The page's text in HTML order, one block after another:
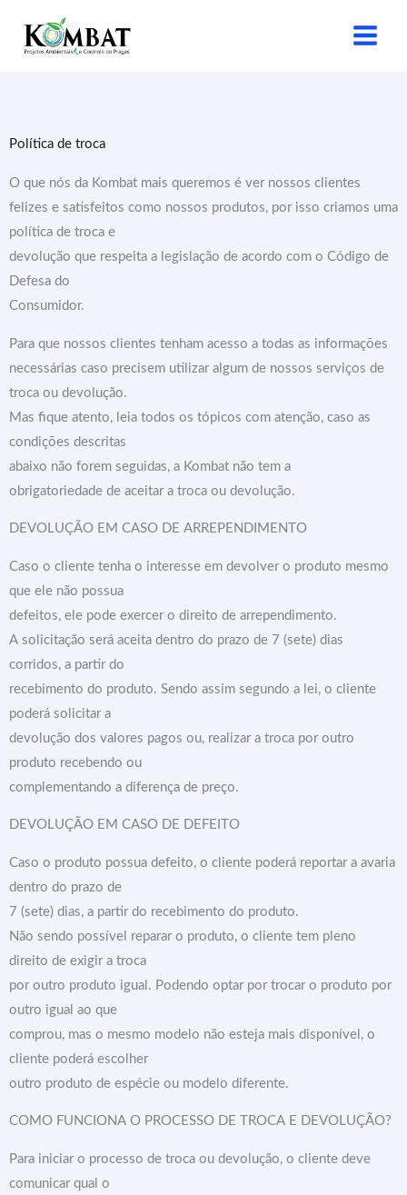
Política de troca
O que nós da Kombat mais queremos é ver nossos clientes
felizes e satisfeitos como nossos produtos, por isso criamos uma
política de troca e
devolução que respeita a legislação de acordo com o Código de
Defesa do
Consumidor.
Para que nossos clientes tenham acesso a todas as informações
necessárias caso precisem utilizar algum de nossos serviços de
troca ou devolução.
Mas fique atento, leia todos os tópicos com atenção, caso as
condições descritas
abaixo não forem seguidas, a Kombat não tem a
obrigatoriedade de aceitar a troca ou devolução.
DEVOLUÇÃO EM CASO DE ARREPENDIMENTO
Caso o cliente tenha o interesse em devolver o produto mesmo
que ele não possua
defeitos, ele pode exercer o direito de arrependimento.
A solicitação será aceita dentro do prazo de 7 (sete) dias
corridos, a partir do
recebimento do produto. Sendo assim segundo a lei, o cliente
poderá solicitar a
devolução dos valores pagos ou, realizar a troca por outro
produto recebendo ou
complementando a diferença de preço.
DEVOLUÇÃO EM CASO DE DEFEITO
Caso o produto possua defeito, o cliente poderá reportar a avaria
dentro do prazo de
7 (sete) dias, a partir do recebimento do produto.
Não sendo possível reparar o produto, o cliente tem pleno
direito de exigir a troca
por outro produto igual. Podendo optar por trocar o produto por
outro igual ao que
comprou, mas o mesmo modelo não esteja mais disponível, o
cliente poderá escolher
outro produto de espécie ou modelo diferente.
COMO FUNCIONA O PROCESSO DE TROCA E DEVOLUÇÃO?
Para iniciar o processo de troca ou devolução, o cliente deve
comunicar qual o